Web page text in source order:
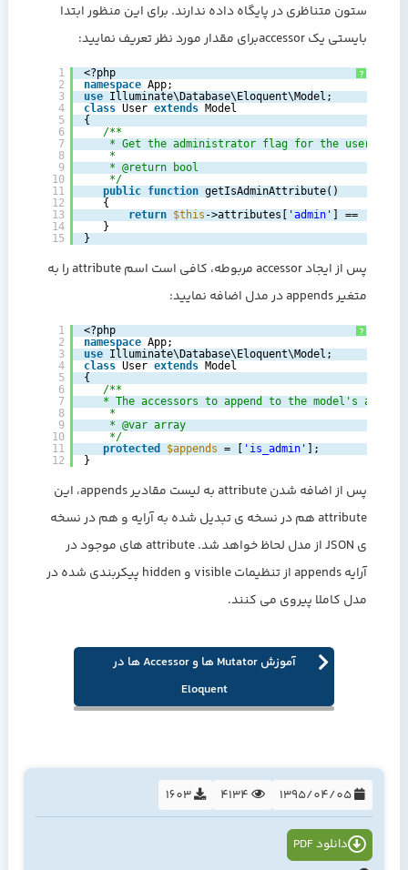
ستون متناظری در پایگاه داده ندارند. برای این منظور ابتدا
بایستی یک accessorبرای مقدار مورد نظر تعریف نمایید:
?
1
2
3
4
5
6
7
8
9
10
11
12
13
14
15
<?php
namespace App;
use Illuminate\Database\Eloquent\Model;
class User extends Model
{
/**
* Get the administrator flag for the user.
*
* @return bool
*/
public function getIsAdminAttribute()
{
return $this ->attributes[ 'admin' ] ==
}
}
پس از ایجاد accessor مربوطه، کافی است اسم attribute را به
متغیر appends در مدل اضافه نمایید:
?
1
2
3
4
5
6
7
8
9
10
11
12
<?php
namespace App;
use Illuminate\Database\Eloquent\Model;
class User extends Model
{
/**
* The accessors to append to the model's array
*
* @var array
*/
protected
$appends = [ 'is_admin' ];
}
پس از اضافه شدن attribute به لیست مقادیر appends، این
attribute هم در نسخه ی تبدیل شده به آرایه و هم در نسخه
ی JSON از مدل لحاظ خواهد شد. attribute های موجود در
آرایه appends از تنظیمات visible و hidden پیکربندی شده در
مدل کاملا پیروی می کنند.
آموزش Mutator ها و Accessor ها در
Eloquent
1395/04/05
1603
دانلود PDF